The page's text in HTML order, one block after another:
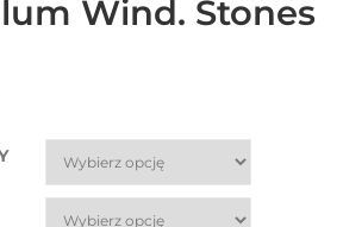
Wind. Stones